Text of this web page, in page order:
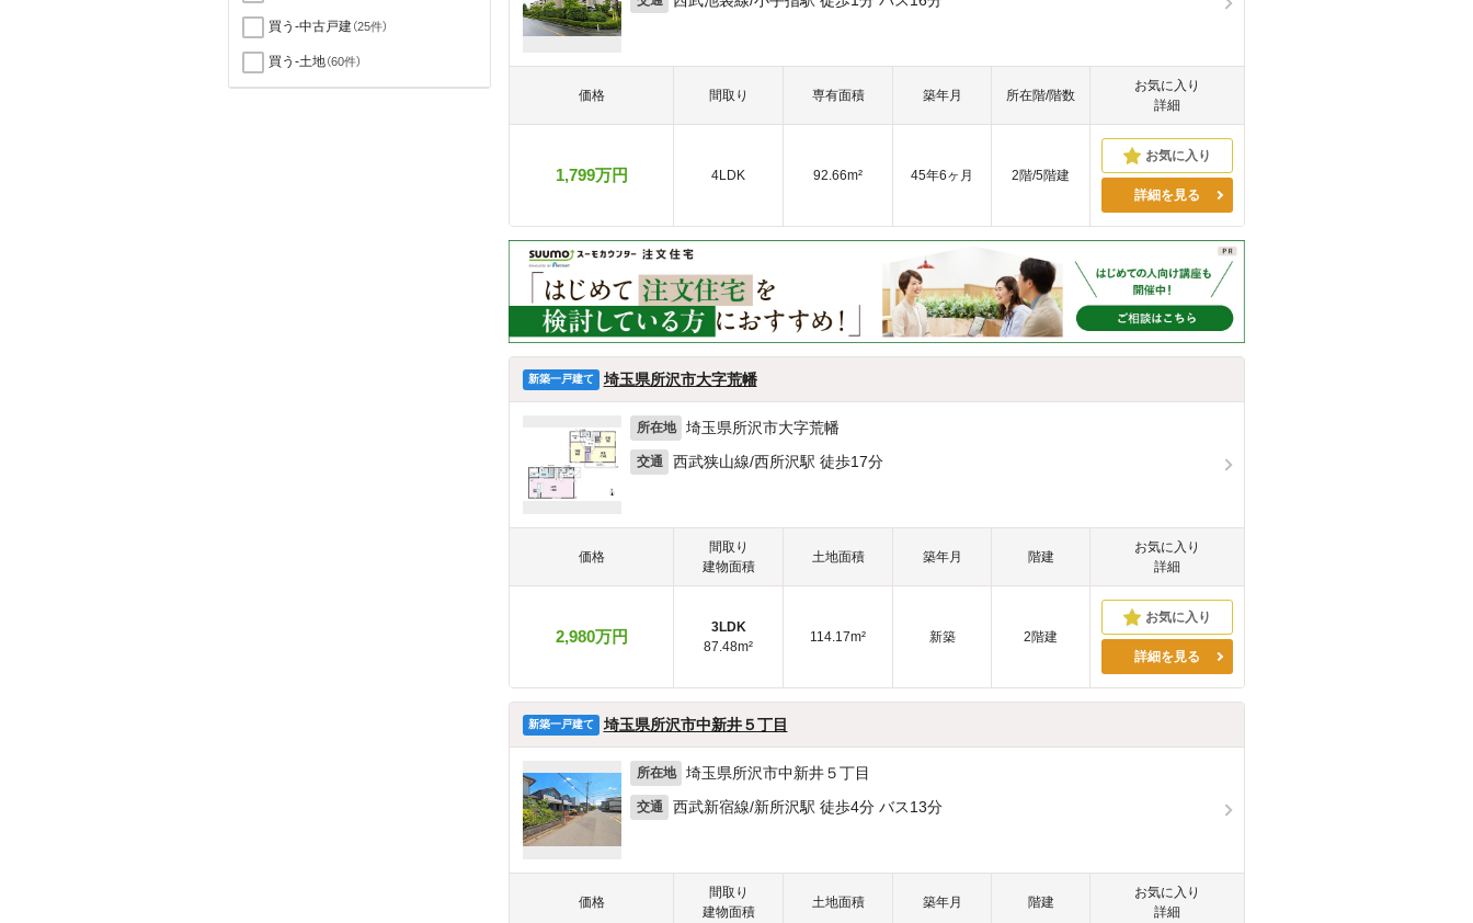
価格 間取り 専有面積 築年月 所在階/階数
お気に入り
詳細
1,799万円 4LDK 92.66m² 45年6ヶ月
2階/5階建
詳細を見る
新築一戸建て 埼玉県所沢市大字荒幡
所在地 埼玉県所沢市大字荒幡
交通 西武狭山線/西所沢駅 徒歩17分
価格
間取り
建物面積
土地面積 築年月 階建
お気に入り
詳細
2,980万円
3LDK
87.48m²
114.17m² 新築
2階建
詳細を見る
新築一戸建て 埼玉県所沢市中新井５丁目
所在地 埼玉県所沢市中新井５丁目
交通 西武新宿線/新所沢駅 徒歩4分 バス13分
価格
間取り
建物面積
土地面積 築年月 階建
お気に入り
詳細
買う-中古戸建（25件）
買う-土地（60件）